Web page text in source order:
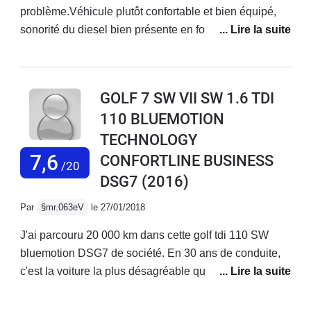
Ecrire 500 pages pour dire comment marche une
voiture, c'est déjà dresser un constat d'échec quand à
problème.Véhicule plutôt confortable et bien équipé,
sonorité du diesel bien présente en fortes
stabilisée.La position de conduite est facile à trouver,
fonctionne correctement et l'audio est de bonne
qualité.Le comportement routier est sans surprise, le tdi
110 est généreux sans être un foudre de guerre, mais
suffisamment de reprise à mon goût.Bon véhicule dans
l'ensemble, homogène.
7,6 /20
GOLF 7 SW VII SW 1.6 TDI
110 BLUEMOTION
TECHNOLOGY
CONFORTLINE BUSINESS
DSG7 (2016)
Par §mr.063eV le 27/01/2018
J'ai parcouru 20 000 km dans cette golf tdi 110 SW
bluemotion DSG7 de société. En 30 ans de conduite,
c'est la voiture la plus désagréable que j'ai conduite :